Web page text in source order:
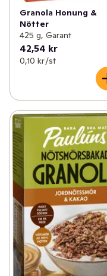
Granola Honung &
Nötter
425 g, Garant
42,54 kr
0,10 kr /st